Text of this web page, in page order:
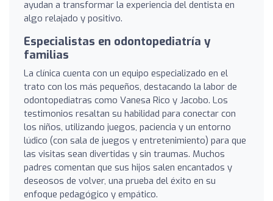
ayudan a transformar la experiencia del dentista en
algo relajado y positivo.
Especialistas en odontopediatría y
familias
La clínica cuenta con un equipo especializado en el
trato con los más pequeños, destacando la labor de
odontopediatras como Vanesa Rico y Jacobo. Los
testimonios resaltan su habilidad para conectar con
los niños, utilizando juegos, paciencia y un entorno
lúdico (con sala de juegos y entretenimiento) para que
las visitas sean divertidas y sin traumas. Muchos
padres comentan que sus hijos salen encantados y
deseosos de volver, una prueba del éxito en su
enfoque pedagógico y empático.